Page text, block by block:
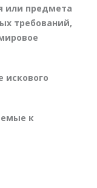
или предмета
требований,
искового
к